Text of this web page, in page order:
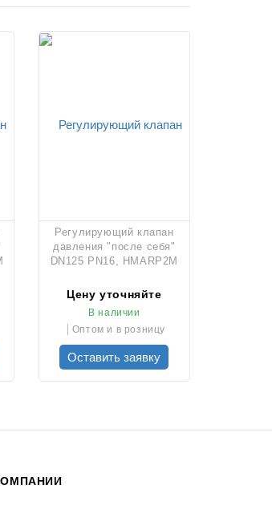
Регулирующий клапан
давления "после себя"
DN125 PN16, HMARP2M
Цену уточняйте
В наличии
Оптом и в розницу
Оставить заявку